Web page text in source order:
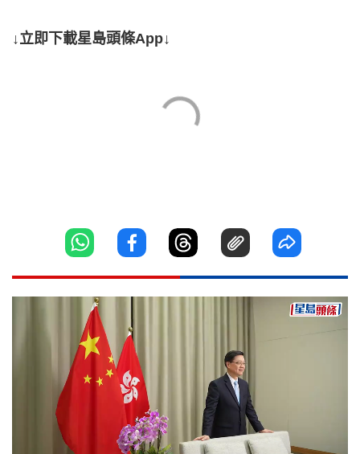
↓立即下載星島頭條App↓